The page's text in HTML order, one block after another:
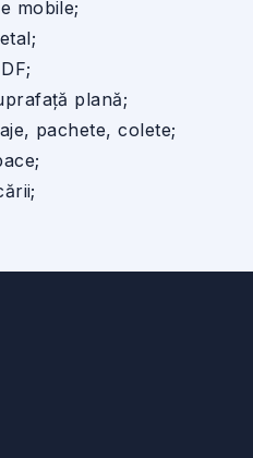
mobile;
plană;
pachete, colete;